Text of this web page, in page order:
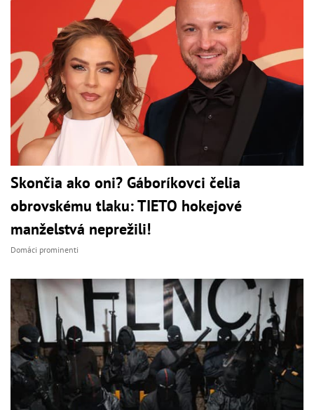
Skončia ako oni? Gáboríkovci čelia
obrovskému tlaku: TIETO hokejové
manželstvá neprežili!
Domáci prominenti